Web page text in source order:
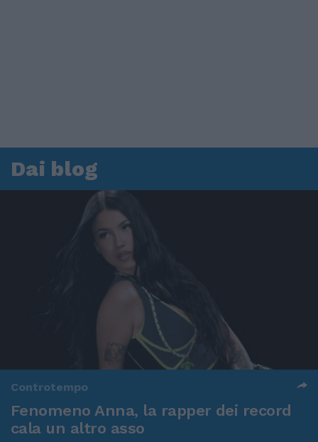
Dai blog
Controtempo
Fenomeno Anna, la rapper dei record
cala un altro asso